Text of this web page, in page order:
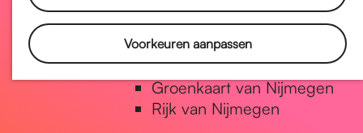
Voorkeuren aanpassen
Vrede van Nijmegen Penning
Natuur in Nijmegen
Groenkaart van Nijmegen
Rijk van Nijmegen